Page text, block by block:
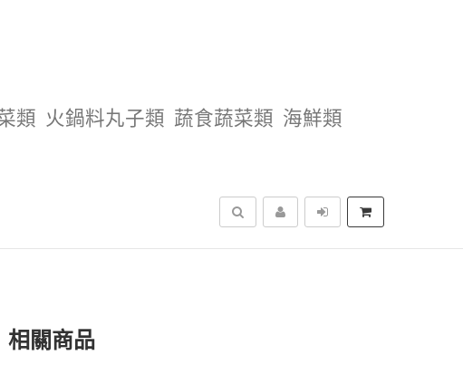
類 火鍋料丸子類 蔬食蔬菜類 海鮮類
搜尋
相關商品